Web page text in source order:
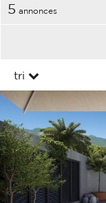
5 annonces
tri